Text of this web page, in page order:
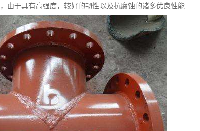
由于具有高强度，较好的韧性以及抗腐蚀的诸多优良性能